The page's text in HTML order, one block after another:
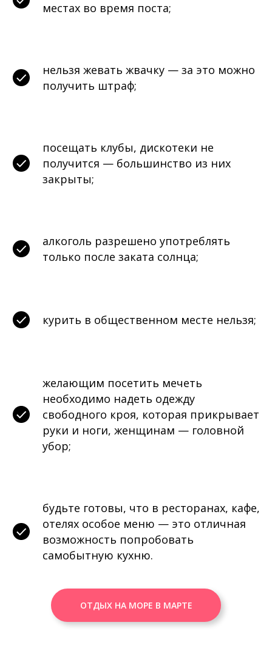
местах во время поста;
нельзя жевать жвачку — за это можно
получить штраф;
посещать клубы, дискотеки не
получится — большинство из них
закрыты;
алкоголь разрешено употреблять
только после заката солнца;
курить в общественном месте нельзя;
желающим посетить мечеть
необходимо надеть одежду
свободного кроя, которая прикрывает
руки и ноги, женщинам — головной
убор;
будьте готовы, что в ресторанах, кафе,
отелях особое меню — это отличная
возможность попробовать
самобытную кухню.
ОТДЫХ НА МОРЕ В МАРТЕ